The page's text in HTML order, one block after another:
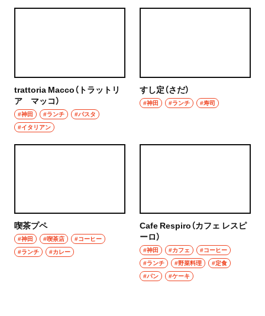
trattoria Macco（トラットリ
ア マッコ）
#神田 #ランチ
#パスタ
#イタリアン
すし定（さだ）
#神田 #ランチ #寿司
喫茶プペ
#神田 #喫茶店
#コーヒー
#ランチ
#カレー
Cafe Respiro（カフェ レスピ
ーロ）
#神田 #カフェ
#コーヒー
#ランチ
#野菜料理
#定食
#パン
#ケーキ